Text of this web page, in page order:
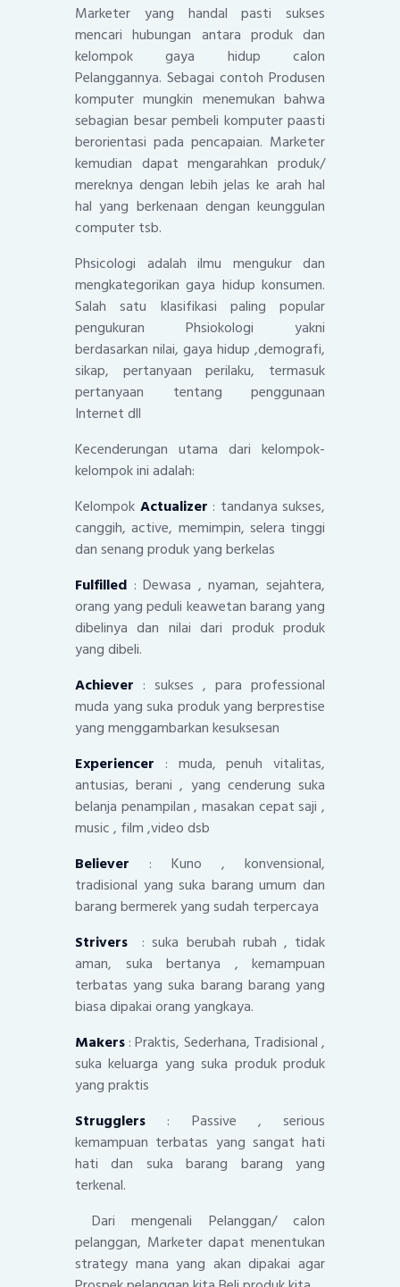
Marketer yang handal pasti sukses
mencari hubungan antara produk dan
kelompok gaya hidup calon
Pelanggannya. Sebagai contoh Produsen
komputer mungkin menemukan bahwa
sebagian besar pembeli komputer paasti
berorientasi pada pencapaian. Marketer
kemudian dapat mengarahkan produk/
mereknya dengan lebih jelas ke arah hal
hal yang berkenaan dengan keunggulan
computer tsb.
Phsicologi adalah ilmu mengukur dan
mengkategorikan gaya hidup konsumen.
Salah satu klasifikasi paling popular
pengukuran Phsiokologi yakni
berdasarkan nilai, gaya hidup ,demografi,
sikap, pertanyaan perilaku, termasuk
pertanyaan tentang penggunaan
Internet dll
Kecenderungan utama dari kelompok-
kelompok ini adalah:
Kelompok Actualizer : tandanya sukses,
canggih, active, memimpin, selera tinggi
dan senang produk yang berkelas
Fulfilled : Dewasa , nyaman, sejahtera,
orang yang peduli keawetan barang yang
dibelinya dan nilai dari produk produk
yang dibeli.
Achiever : sukses , para professional
muda yang suka produk yang berprestise
yang menggambarkan kesuksesan
Experiencer : muda, penuh vitalitas,
antusias, berani , yang cenderung suka
belanja penampilan , masakan cepat saji ,
music , film ,video dsb
Believer : Kuno , konvensional,
tradisional yang suka barang umum dan
barang bermerek yang sudah terpercaya
Strivers : suka berubah rubah , tidak
aman, suka bertanya , kemampuan
terbatas yang suka barang barang yang
biasa dipakai orang yangkaya.
Makers: Praktis, Sederhana, Tradisional ,
suka keluarga yang suka produk produk
yang praktis
Strugglers : Passive , serious
kemampuan terbatas yang sangat hati
hati dan suka barang barang yang
terkenal.
Dari mengenali Pelanggan/ calon
pelanggan, Marketer dapat menentukan
strategy mana yang akan dipakai agar